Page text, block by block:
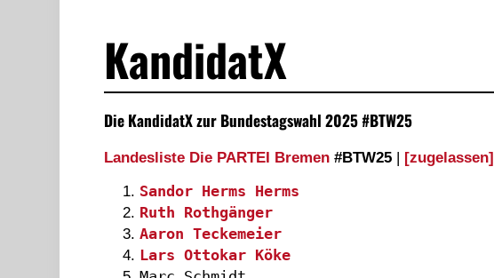
KandidatX
Die KandidatX zur Bundestagswahl 2025 #BTW25
Landesliste Die PARTEI Bremen #BTW25 | [zugelassen]
Sandor Herms Herms
Ruth Rothgänger
Aaron Teckemeier
Lars Ottokar Köke